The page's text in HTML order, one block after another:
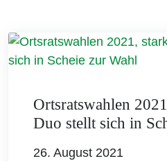
Ortsratswahlen
Duo stellt sich in
26. August 2021